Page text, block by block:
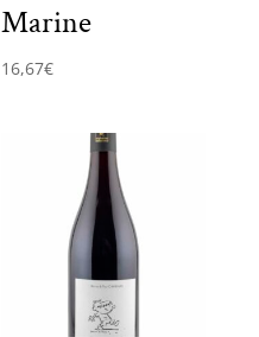
Marine
16,67€